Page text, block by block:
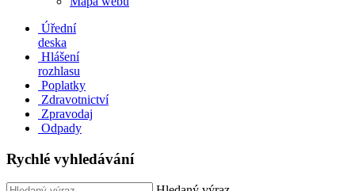
Úřední
deska
Hlášení
rozhlasu
Poplatky
Zdravotnictví
Zpravodaj
Odpady
Rychlé vyhledávání